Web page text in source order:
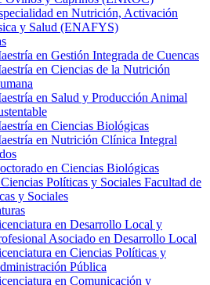
en Nutrición, Activación
y Salud (ENAFYS)
en Gestión Integrada de Cuencas
en Ciencias de la Nutrición
en Salud y Producción Animal
en Ciencias Biológicas
en Nutrición Clínica Integral
en Ciencias Biológicas
Facultad de
y Sociales
en Desarrollo Local y
Asociado en Desarrollo Local
en Ciencias Políticas y
Pública
en Comunicación y